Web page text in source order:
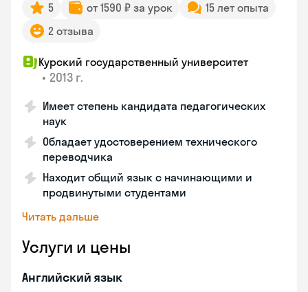
5 от 1590 ₽ за урок
15 лет опыта
2 отзыва
Курский государственный университет
• 2013 г.
Имеет степень кандидата педагогических
наук
Обладает удостоверением технического
переводчика
Находит общий язык с начинающими и
продвинутыми студентами
Читать дальше
Услуги и цены
Английский язык